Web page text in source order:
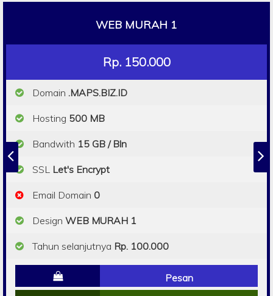
WEB MURAH 1
Rp. 150.000
Domain .MAPS.BIZ.ID
Hosting 500 MB
Bandwith 15 GB / Bln
SSL Let's Encrypt
Email Domain 0
Design WEB MURAH 1
Tahun selanjutnya Rp. 100.000
Pesan